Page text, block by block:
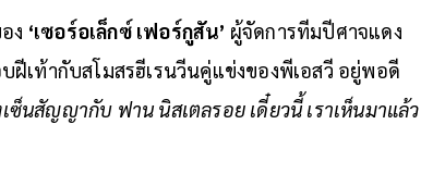
ม
ง‘เซอร์อเล็กซ์ เฟอร์กูสัน’ผู้จัดการทีมปีศาจแดง
ฝีเท้ากับสโมสรฮีเรนวีนคู่แข่งของพีเอสวี อยู่พอดี